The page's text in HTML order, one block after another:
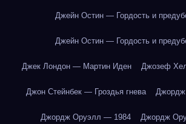
Джейн Остин — Гордость и
Джейн Остин — Гордость и
Джек Лондон — Мартин Иден Джозеф
Джон Стейнбек — Гроздья гнева
Джордж Оруэлл — 1984 Джордж